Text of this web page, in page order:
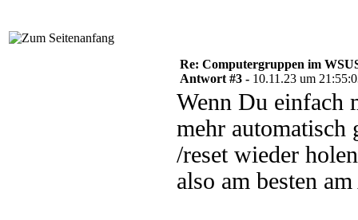
Re: Computergruppen im
Antwort #3 - 10.11.23 um
Wenn Du einfach
mehr
/reset wieder
also am besten